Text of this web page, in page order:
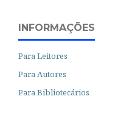
INFORMAÇÕES
Para Leitores
Para Autores
Para Bibliotecários